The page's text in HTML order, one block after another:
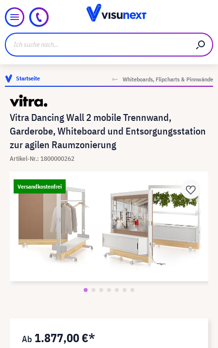
Startseite Whiteboards, Flipcharts & Pinnwände
Vitra Dancing Wall 2 mobile Trennwand,
Garderobe, Whiteboard und Entsorgungsstation
zur agilen Raumzonierung
Artikel-Nr.: 1800000262
Versandkostenfrei
1.877,00 €*